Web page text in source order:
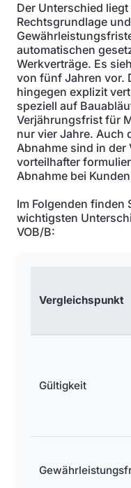
Der Unterschied
Rechtsgrundlage
automatischen
Werkverträge. Es
von fünf Jahren vor.
hingegen explizit
speziell auf
Verjährungsfrist für
nur vier Jahre. Auch
Abnahme sind in der
vorteilhafter
Abnahme bei
Im Folgenden finden
wichtigsten
VOB/B:
Vergleichspunkt
Gültigkeit